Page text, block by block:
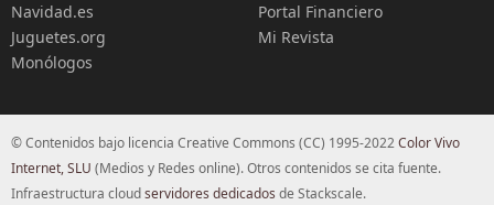
Navidad.es
Juguetes.org
Monólogos
Portal Financiero
Mi Revista
© Contenidos bajo licencia Creative Commons (CC) 1995-2022Color Vivo
Internet, SLU (Medios y Redes online). Otros contenidos se cita fuente.
Infraestructura cloudservidores dedicados de Stackscale.